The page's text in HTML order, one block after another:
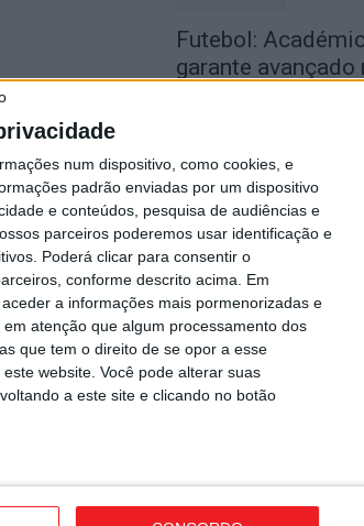
num dispositivo, como cookies, e
padrão enviadas por um dispositivo
e conteúdos, pesquisa de audiências e
parceiros poderemos usar identificação e
Poderá clicar para consentir o
conforme descrito acima. Em
a informações mais pormenorizadas e
em atenção que algum processamento dos
que tem o direito de se opor a esse
website. Você pode alterar suas
a este site e clicando no botão
Futebol:
garante
Liga 2: Tondela
receção ao
7 de Agosto, 2026
Viseu: GNR
por furto de cobre